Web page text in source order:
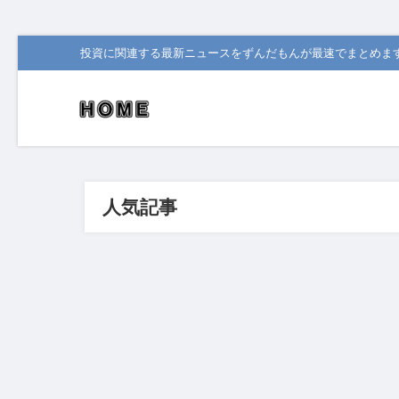
投資に関連する最新ニュースをずんだもんが最速でまとめま
人気記事